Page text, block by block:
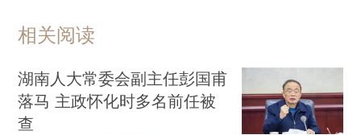
相关阅读
湖南人大常委会副主任彭国甫
落马 主政怀化时多名前任被
查